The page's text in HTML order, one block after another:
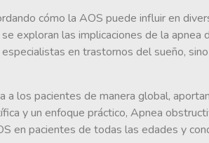
cómo la AOS puede influir en
exploran las implicaciones de la apnea
en trastornos del sueño,
los pacientes de manera global,
y un enfoque práctico, Apnea
en pacientes de todas las edades y